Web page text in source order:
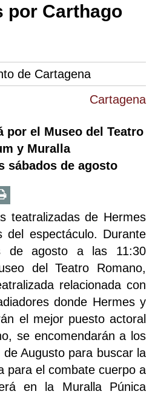
Cartagena
por Carthago
de Cartagena
por el Museo del Teatro
y Muralla
sábados de agosto
teatralizadas de Hermes
del espectáculo. Durante
de agosto a las 11:30
del Teatro Romano,
relacionada con
donde Hermes y
el mejor puesto actoral
se encomendarán a los
Augusto para buscar la
para el combate cuerpo a
en la Muralla Púnica